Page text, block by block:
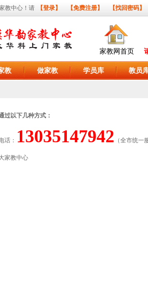
教中心！请 【登录】 【免费注册】 【找回密码】
家教网首页
教 做家教 学员库 教员
过以下几种方式：
话： 13035147942 （全市统一
家教中心